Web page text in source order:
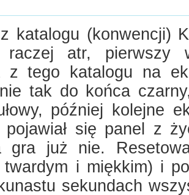
katalogu (konwencji)
atr, pierwszy
z tego katalogu na
tak do końca
później kolejne
pojawiał się panel z
gra już nie.
twardym i miękkim) i
sekundach